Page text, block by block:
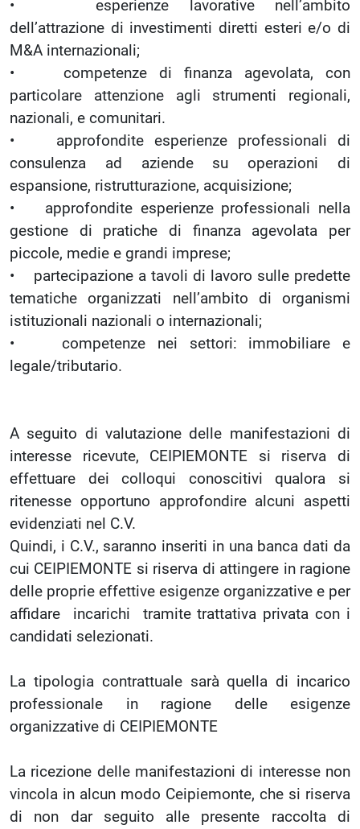
• esperienze lavorative nell’ambito
dell’attrazione di investimenti diretti esteri e/o di
M&A internazionali;
• competenze di finanza agevolata, con
particolare attenzione agli strumenti regionali,
nazionali, e comunitari.
• approfondite esperienze professionali di
consulenza ad aziende su operazioni di
espansione, ristrutturazione, acquisizione;
• approfondite esperienze professionali nella
gestione di pratiche di finanza agevolata per
piccole, medie e grandi imprese;
• partecipazione a tavoli di lavoro sulle predette
tematiche organizzati nell’ambito di organismi
istituzionali nazionali o internazionali;
• competenze nei settori: immobiliare e
legale/tributario.
A seguito di valutazione delle manifestazioni di
interesse ricevute, CEIPIEMONTE si riserva di
effettuare dei colloqui conoscitivi qualora si
ritenesse opportuno approfondire alcuni aspetti
evidenziati nel C.V.
Quindi, i C.V., saranno inseriti in una banca dati da
cui CEIPIEMONTE si riserva di attingere in ragione
delle proprie effettive esigenze organizzative e per
affidare incarichi tramite trattativa privata con i
candidati selezionati.
La tipologia contrattuale sarà quella di incarico
professionale in ragione delle esigenze
organizzative di CEIPIEMONTE
La ricezione delle manifestazioni di interesse non
vincola in alcun modo Ceipiemonte, che si riserva
di non dar seguito alle presente raccolta di